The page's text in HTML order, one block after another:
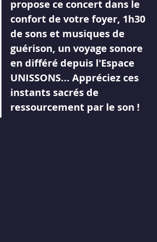
propose ce concert dans le
confort de votre foyer, 1h30
de sons et musiques de
guérison, un voyage sonore
en différé depuis l'Espace
UNISSONS... Appréciez ces
instants sacrés de
ressourcement par le son !